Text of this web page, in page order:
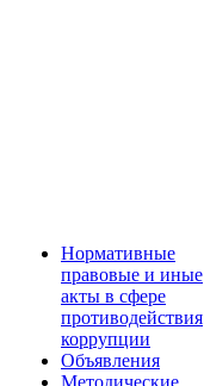
Нормативные
правовые и иные
акты в сфере
противодействия
коррупции
Объявления
Методические